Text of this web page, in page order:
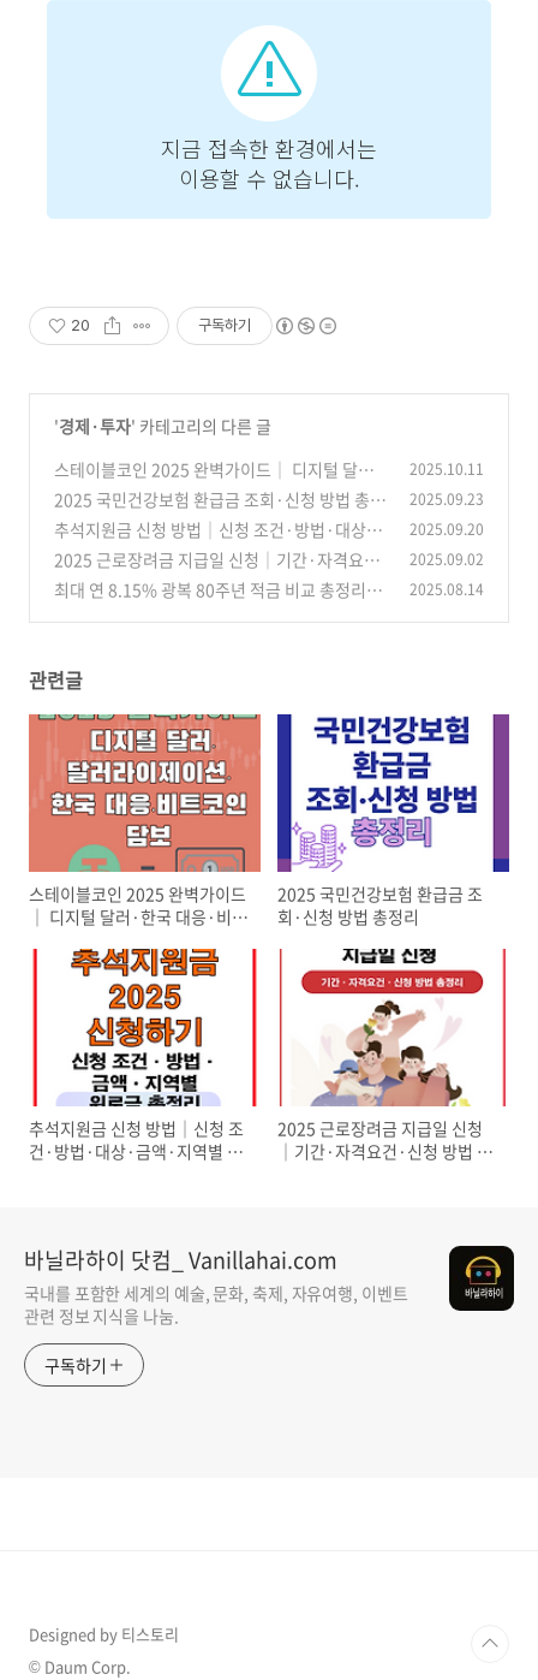
20 구독하기
'경제·투자' 카테고리의 다른 글
스테이블코인 2025 완벽가이드│ 디지털 달러·
한국 대응·비트코인 담보 (27)
2025.10.11
2025 국민건강보험 환급금 조회·신청 방법 총정
리
(19)
2025.09.23
추석지원금 신청 방법│신청 조건·방법·대상·
금액·지역별 위로금 총정리
(50)
2025.09.20
2025 근로장려금 지급일 신청│기간·자격요건
·신청 방법 총정리 (41)
2025.09.02
최대 연 8.15% 광복 80주년 적금 비교 총정리｜
2025.08.14
관련글
스테이블코인 2025 완벽가이드
│ 디지털 달러·한국 대응·비트
2025 국민건강보험 환급금 조
회·신청 방법 총정리
추석지원금 신청 방법│신청 조
건·방법·대상·금액·지역별 위
2025 근로장려금 지급일 신청
│기간·자격요건·신청 방법 총
바닐라하이 닷컴_ Vanillahai.com
국내를 포함한 세계의 예술, 문화, 축제, 자유여행, 이벤트
관련 정보 지식을 나눔.
구독하기
Designed by 티스토리
© Daum Corp.